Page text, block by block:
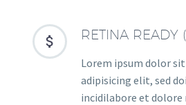

 RETINA READY
Lorem ipsum dolor
adipisicing elit, sed
incidilabore et dolore